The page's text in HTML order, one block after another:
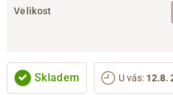
Velikost
Skladem U vás: 12.8.